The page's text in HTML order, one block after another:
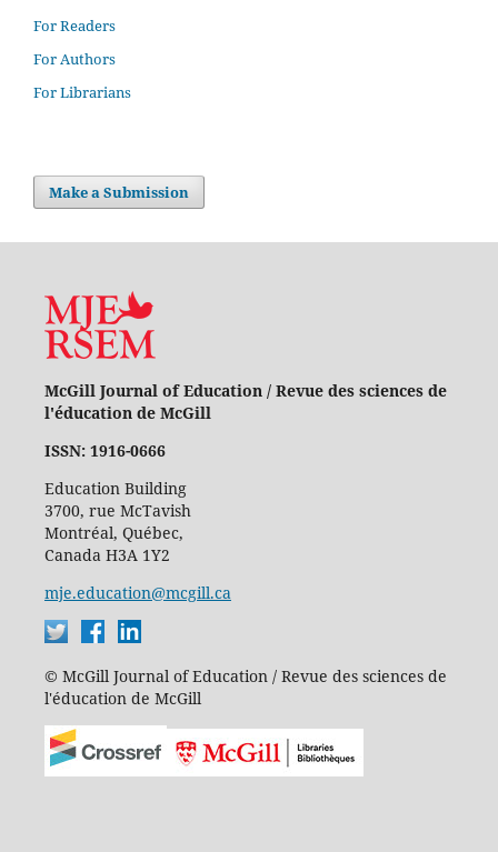
For Readers
For Authors
For Librarians
Make a Submission
McGill Journal of Education / Revue des sciences de
l'éducation de McGill
ISSN: 1916-0666
Education Building
3700, rue McTavish
Montréal, Québec,
Canada H3A 1Y2
mje.education@mcgill.ca
© McGill Journal of Education / Revue des sciences de
l'éducation de McGill